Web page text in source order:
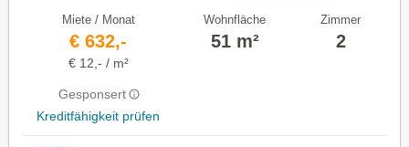
Miete / Monat
€ 632,-
€ 12,- / m²
Gesponsert
Kreditfähigkeit prüfen
Wohnfläche
51 m²
Zimmer
2